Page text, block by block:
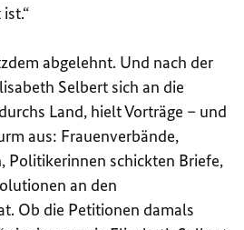
abgelehnt. Und nach der
Selbert sich an die
Land, hielt Vorträge – und
aus: Frauenverbände,
Politikerinnen schickten Briefe,
an den
Ob die Petitionen damals